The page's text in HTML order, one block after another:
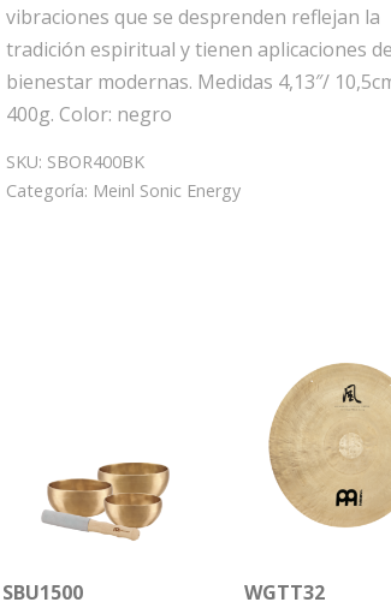
vibraciones que se desprenden reflejan la
tradición espiritual y tienen aplicaciones de
bienestar modernas. Medidas 4,13″/
400g. Color: negro
SKU: SBOR400BK
Categoría: Meinl Sonic Energy
SBU1500 WGTT32